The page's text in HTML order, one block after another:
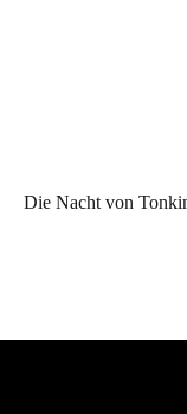
Die Nacht von